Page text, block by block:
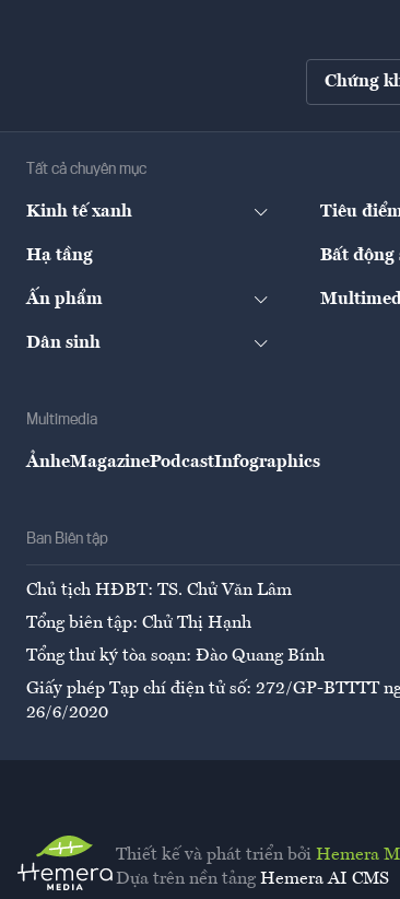
Chứng
Tất cả chuyên mục
Kinh tế xanh Tiêu
Hạ tầng Bất động
Ấn phẩm
Dân sinh
Multimedia
ẢnheMagazinePodcastInfographics
Ban Biên tập
Chủ tịch HĐBT: TS. Chử Văn Lâm
Tổng biên tập: Chử Thị Hạnh
Tổng thư ký tòa soạn: Đào Quang Bính
Giấy phép Tạp chí điện tử số: 272/GP-BTTTT
26/6/2020
Thiết kế và phát triển bởi Hemera
Dựa trên nền tảng Hemera AI CMS